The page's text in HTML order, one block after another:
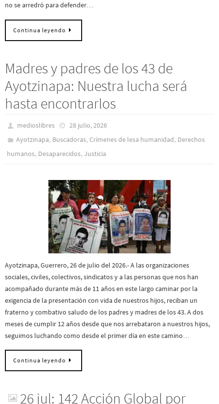
no se arredró para defender…
Continua leyendo
Madres y padres de los 43 de
Ayotzinapa: Nuestra lucha será
hasta encontrarlos
medioslibres
28 julio, 2026
Ayotzinapa, Buscadoras,Crímenes de lesa humanidad, Derechos
humanos, Desaparecidos, Justicia
Ayotzinapa, Guerrero, 26 de julio del 2026.- A las organizaciones
sociales, civiles, colectivos, sindicatos y a las personas que nos han
acompañado durante más de 11 años en este largo caminar por la
exigencia de la presentación con vida de nuestros hijos, reciban un
fraterno y combativo saludo de los padres y madres de los 43. A dos
meses de cumplir 12 años desde que nos arrebataron a nuestros hijos,
seguimos luchando como desde el primer día en este camino…
Continua leyendo
26 jul: 142 Acción Global por